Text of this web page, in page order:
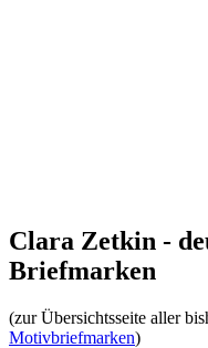
Clara Zetkin -
Briefmarken
(zur Übersichtsseite aller
Motivbriefmarken)